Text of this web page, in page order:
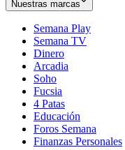
Nuestras marcas
Semana Play
Semana TV
Dinero
Arcadia
Soho
in
new
window
Fucsia
in
new
window
4 Patas
Educación
Foros Semana
Finanzas Personales